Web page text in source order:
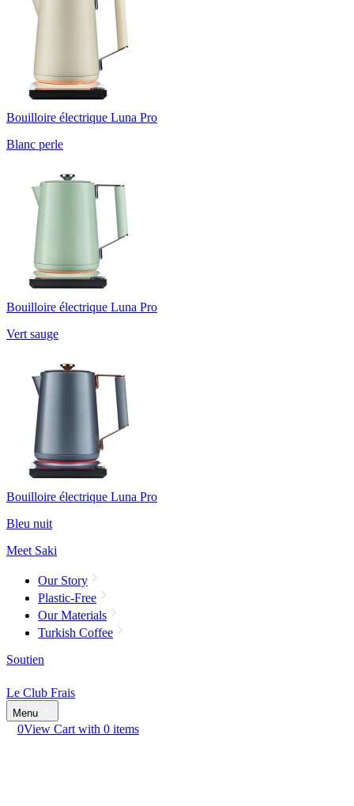
Bouilloire électrique Luna Pro
Blanc perle
Bouilloire électrique Luna Pro
Vert sauge
Bouilloire électrique Luna Pro
Bleu nuit
Meet Saki
Our Story
Plastic-Free
Our Materials
Turkish Coffee
Soutien
Le Club Frais
Menu
0View Cart with 0 items